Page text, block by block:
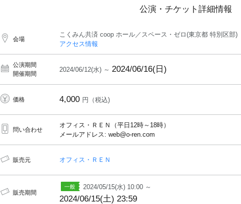
公演・チケット詳細情報
会場
こくみん共済 coop ホール／スペース・ゼロ(東京都 特別区部)
アクセス情報
公演期間
開催期間
2024/06/12(水) ～ 2024/06/16(日)
価格 4,000 円（税込)
問い合わせ
オフィス・ＲＥＮ（平日12時～18時）
メールアドレス: web@o-ren.com
販売元 オフィス・ＲＥＮ
販売期間
2024/05/15(水) 10:00 ～
2024/06/15(土) 23:59